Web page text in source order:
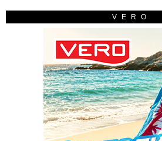
VERO